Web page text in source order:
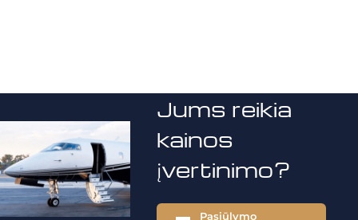
Jums reikia
kainos
įvertinimo?
Pasiūlymo